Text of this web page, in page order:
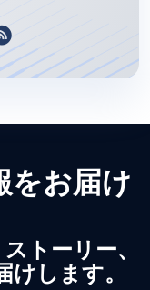
をお届け
トーリー、
します。